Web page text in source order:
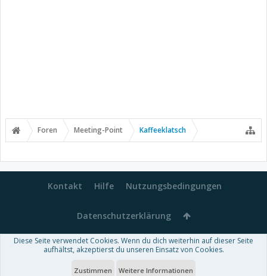
Foren Meeting-Point Kaffeeklatsch
Kontakt Hilfe Nutzungsbedingungen
Datenschutzerklärung
Forum software by XenForo™-Deutsch von xenDach
Theme designed byThemeHouse
Diese Seite verwendet Cookies. Wenn du dich weiterhin auf dieser Seite
aufhältst, akzeptierst du unseren Einsatz von Cookies.
Zustimmen Weitere Informationen